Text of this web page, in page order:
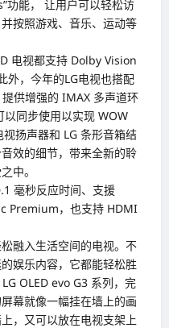
功能， 让用户可以轻松访
按照游戏、音乐、运动等
电视都支持 Dolby Vision
，今年的LG电视也搭配
供增强的 IMAX 多声道环
以同步使用以实现 WOW
扬声器和 LG 条形音箱结
效的细节，带来全新的聆
中。
毫秒反应时间、支援
Premium，也支持 HDMI
融入生活空间的电视。不
娱乐内容，它都能轻松胜
OLED evo G3 系列，完
幕就像一幅挂在墙上的画
，又可以放在电视支架上